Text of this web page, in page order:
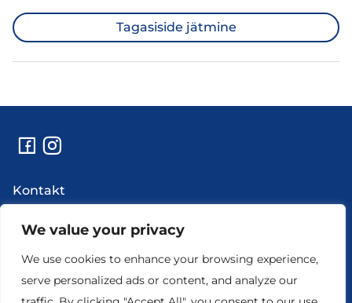
We value your privacy
We use cookies to enhance your browsing experience,
serve personalized ads or content, and analyze our
Tagasiside jätmine
Kontakt
Abi
Uudised
Ettevõtte andmed